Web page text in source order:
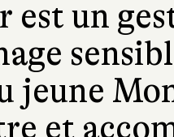
est un
jeune
et